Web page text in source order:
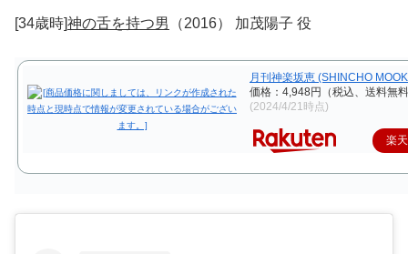
[34歳時]神の舌を持つ男 （2016） 加茂陽子 役
月刊神楽坂恵 (SHINCHO
価格：4,948円（税込、送料無
(2024/4/21時点)
楽